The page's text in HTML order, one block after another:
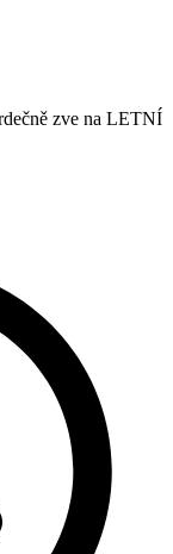
zve na LETNÍ